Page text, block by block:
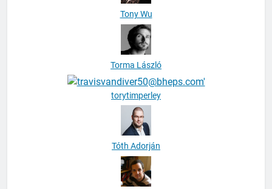
Torma László
Tóth Adorján
Tóth Balázs